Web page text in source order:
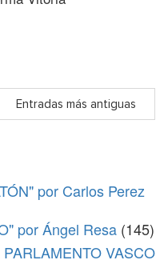
Entradas más antiguas
por Carlos Perez
por Ángel Resa (145)
VASCO